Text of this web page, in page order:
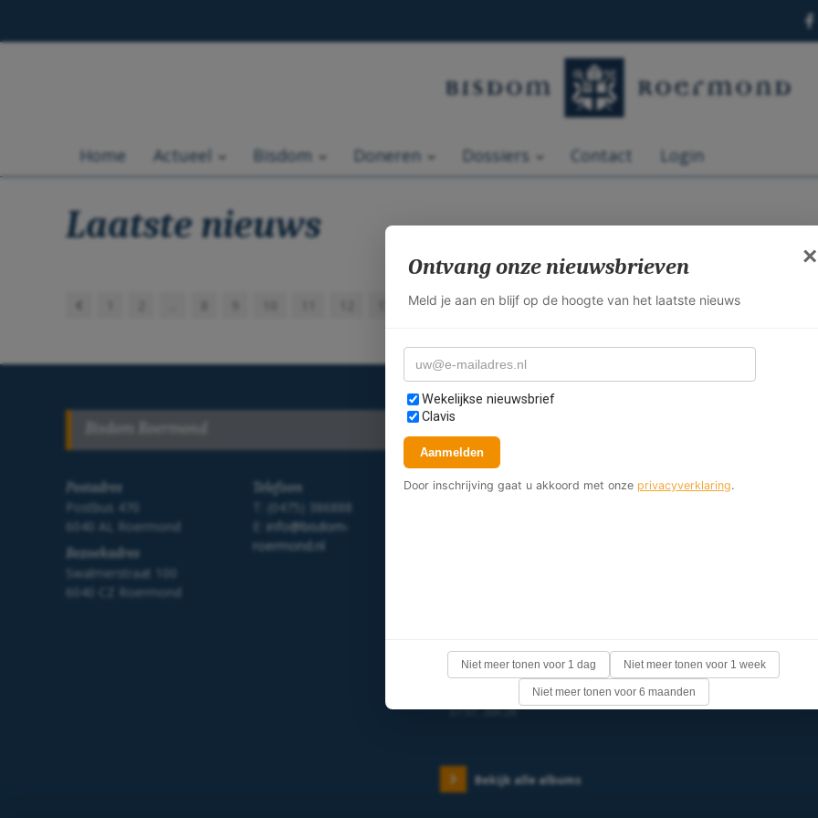
Home Actueel Bisdom Doneren Dossiers Contact Login
Laatste nieuws
14 15 16 17
Bisdom Roermond
Postadres
Postbus 470
6040 AL Roermond
Bezoekadres
Swalmerstraat 100
6040 CZ Roermond
Telefoon
T: (0475) 386888
info@bisdom-
roermond.nl
Aanstelling buitengewoon bedienaren 2026
17:57, Jun 28
Bekijk alle albums
×
Ontvang onze nieuwsbrieven
Meld je aan en blijf op de hoogte van het laatste nieuws
E-mailadres
Selecteer nieuwsbrieven
Wekelijkse nieuwsbrief
Clavis
Aanmelden
Door inschrijving gaat u akkoord met onze privacyverklaring.
Niet meer tonen voor 1 dag Niet meer tonen voor 1 week
Niet meer tonen voor 6 maanden